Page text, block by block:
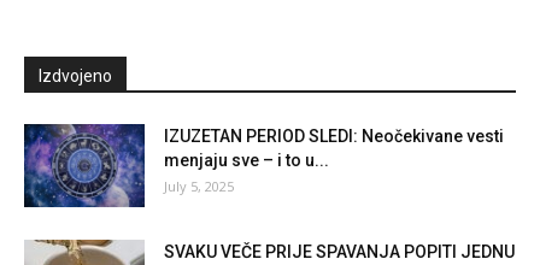
Izdvojeno
IZUZETAN PERIOD SLEDI: Neočekivane vesti
menjaju sve – i to u...
July 5, 2025
SVAKU VEČE PRIJE SPAVANJA POPITI JEDNU